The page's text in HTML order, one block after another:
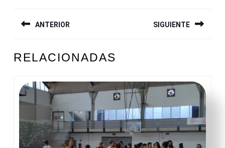
DE
ANTERIOR
anterior:
SIGUIENTE
entrada:
RELACIONADAS